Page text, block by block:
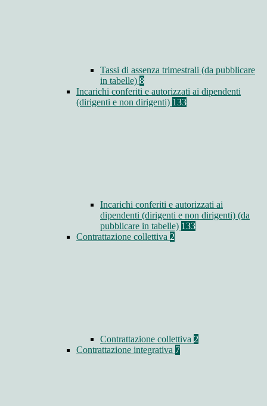
Tassi di assenza trimestrali (da pubblicare
in tabelle) 8
Incarichi conferiti e autorizzati ai dipendenti
(dirigenti e non dirigenti) 133
Incarichi conferiti e autorizzati ai
dipendenti (dirigenti e non dirigenti) (da
pubblicare in tabelle) 133
Contrattazione collettiva 2
Contrattazione collettiva 2
Contrattazione integrativa 7